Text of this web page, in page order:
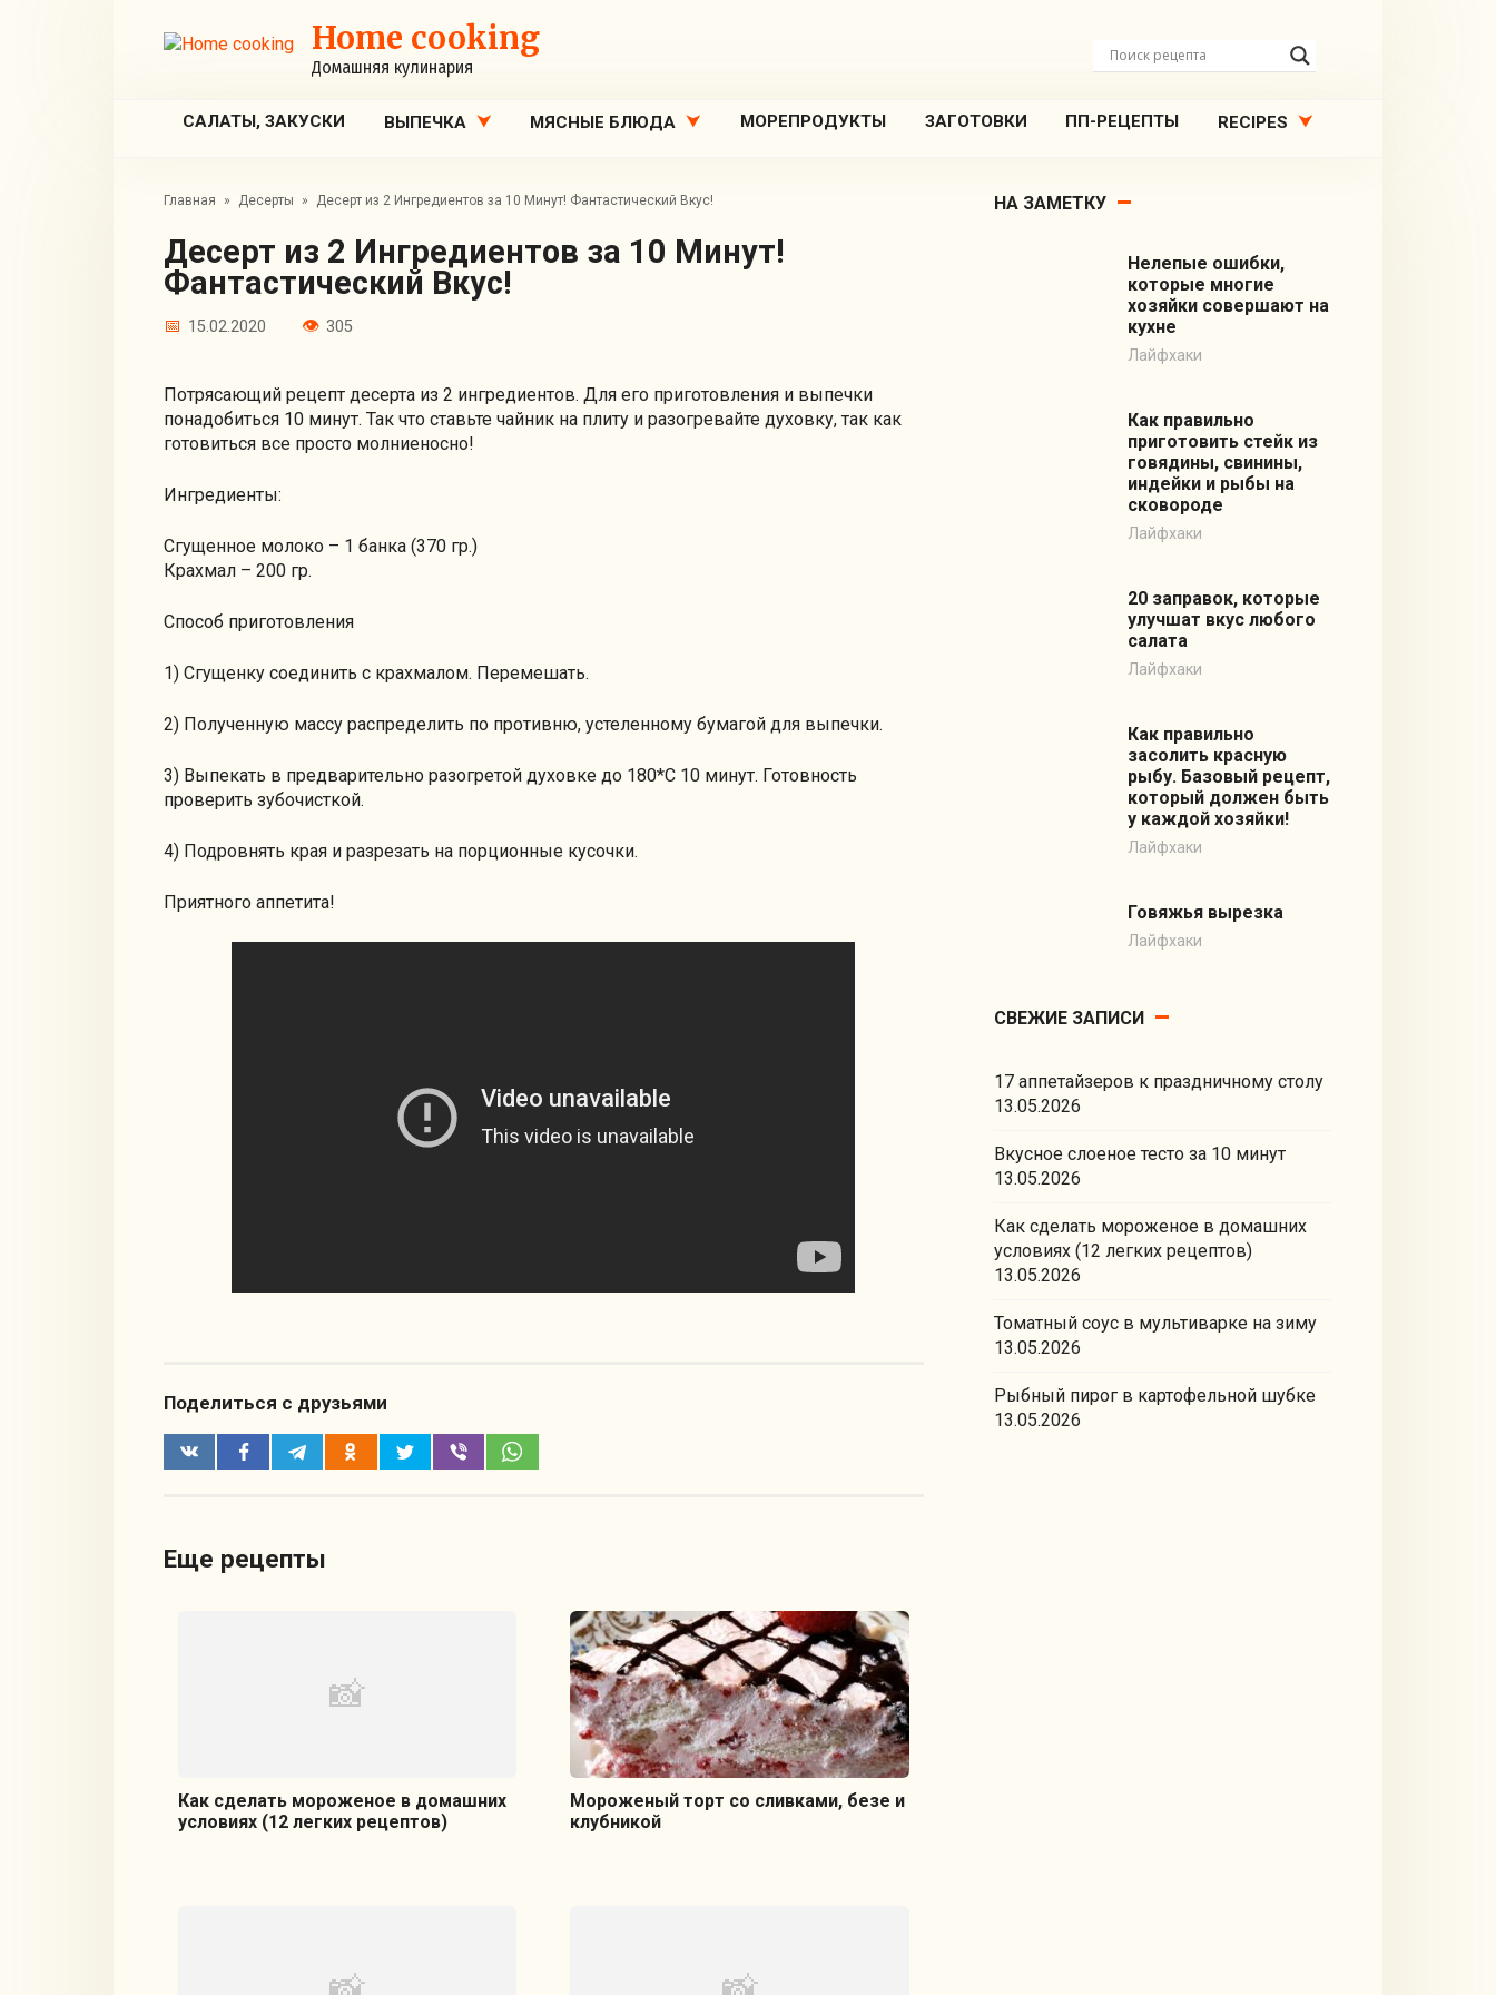
Home cooking
Домашняя кулинария
САЛАТЫ, ЗАКУСКИ ВЫПЕЧКА МЯСНЫЕ БЛЮДА МОРЕПРОДУКТЫ ЗАГОТОВКИ ПП-РЕЦЕПТЫ RECIPES
Главная » Десерты » Десерт из 2 Ингредиентов за 10 Минут! Фантастический Вкус!
Десерт из 2 Ингредиентов за 10 Минут!
Фантастический Вкус!
15.02.2020 305
Потрясающий рецепт десерта из 2 ингредиентов. Для его приготовления и выпечки
понадобиться 10 минут. Так что ставьте чайник на плиту и разогревайте духовку, так как
готовиться все просто молниеносно!
Ингредиенты:
Сгущенное молоко – 1 банка (370 гр.)
Крахмал – 200 гр.
Способ приготовления
1) Сгущенку соединить с крахмалом. Перемешать.
2) Полученную массу распределить по противню, устеленному бумагой для выпечки.
3) Выпекать в предварительно разогретой духовке до 180*С 10 минут. Готовность
проверить зубочисткой.
4) Подровнять края и разрезать на порционные кусочки.
Приятного аппетита!
Поделиться с друзьями
Еще рецепты
Как сделать мороженое в домашних
условиях (12 легких рецептов)
Мороженый торт со сливками, безе и
клубникой
НА ЗАМЕТКУ
Нелепые ошибки,
которые многие
хозяйки совершают на
кухне
Лайфхаки
Как правильно
приготовить стейк из
говядины, свинины,
индейки и рыбы на
сковороде
Лайфхаки
20 заправок, которые
улучшат вкус любого
салата
Лайфхаки
Как правильно
засолить красную
рыбу. Базовый рецепт,
который должен быть
у каждой хозяйки!
Лайфхаки
Говяжья вырезка
Лайфхаки
СВЕЖИЕ ЗАПИСИ
17 аппетайзеров к праздничному столу
13.05.2026
Вкусное слоеное тесто за 10 минут
13.05.2026
Как сделать мороженое в домашних
условиях (12 легких рецептов)
13.05.2026
Томатный соус в мультиварке на зиму
13.05.2026
Рыбный пирог в картофельной шубке
13.05.2026